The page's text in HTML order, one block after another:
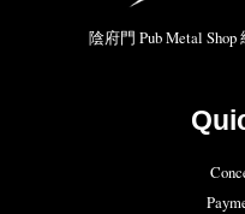
陰府門 Pub Metal Shop